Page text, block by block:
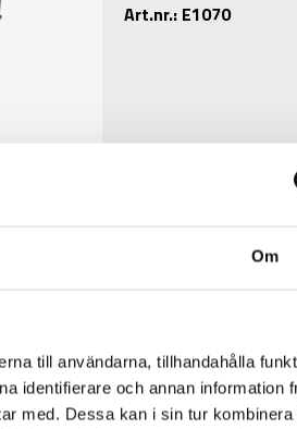
Om
till användarna, tillhandahålla
identifierare och annan information
med. Dessa kan i sin tur kombinera
Art.nr.: E1070
INFORMATION